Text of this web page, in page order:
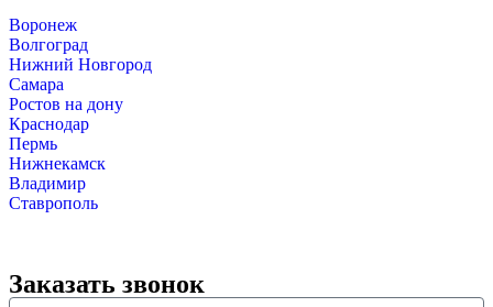
Воронеж
Волгоград
Нижний Новгород
Самара
Ростов на дону
Краснодар
Пермь
Нижнекамск
Владимир
Ставрополь
Заказать звонок